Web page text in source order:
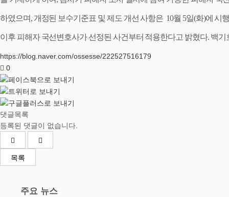
하였으며, 개정된 보수기준표 및 제도 개선 사항은 10월 5일(화)에 시
이후 피해자 국선변 호사가 선정된 사건부터 적용한다고 밝혔다. 백기
https://blog.naver.com/ossesse/222527516179
0
댓글목록
등록된 댓글이 없습니다.
목록
주요 뉴스